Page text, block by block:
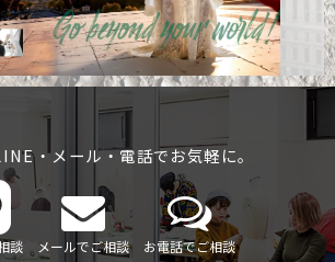
・メール・電話でお気軽に。
談 メールでご相談 お電話でご相談